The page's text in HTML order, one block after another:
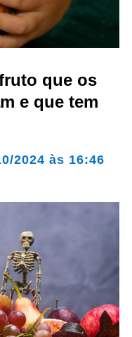
que os
e que tem
2024 às 16:46